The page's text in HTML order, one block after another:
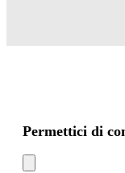
Permettici di